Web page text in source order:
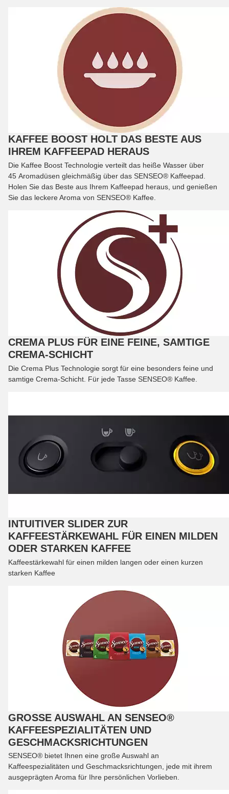
KAFFEE BOOST HOLT DAS BESTE AUS
IHREM KAFFEEPAD HERAUS
Die Kaffee Boost Technologie verteilt das heiße Wasser über
45 Aromadüsen gleichmäßig über das SENSEO® Kaffeepad.
Holen Sie das Beste aus Ihrem Kaffeepad heraus, und genießen
Sie das leckere Aroma von SENSEO® Kaffee.
CREMA PLUS FÜR EINE FEINE, SAMTIGE
CREMA-SCHICHT
Die Crema Plus Technologie sorgt für eine besonders feine und
samtige Crema-Schicht. Für jede Tasse SENSEO® Kaffee.
INTUITIVER SLIDER ZUR
KAFFEESTÄRKEWAHL FÜR EINEN MILDEN
ODER STARKEN KAFFEE
Kaffeestärkewahl für einen milden langen oder einen kurzen
starken Kaffee
GROSSE AUSWAHL AN SENSEO® K
AFFEESPEZIALITÄTEN UND G
ESCHMACKSRICHTUNGEN
SENSEO® bietet Ihnen eine große Auswahl an
Kaffeespezialitäten und Geschmacksrichtungen, jede mit ihrem
ausgeprägten Aroma für Ihre persönlichen Vorlieben.